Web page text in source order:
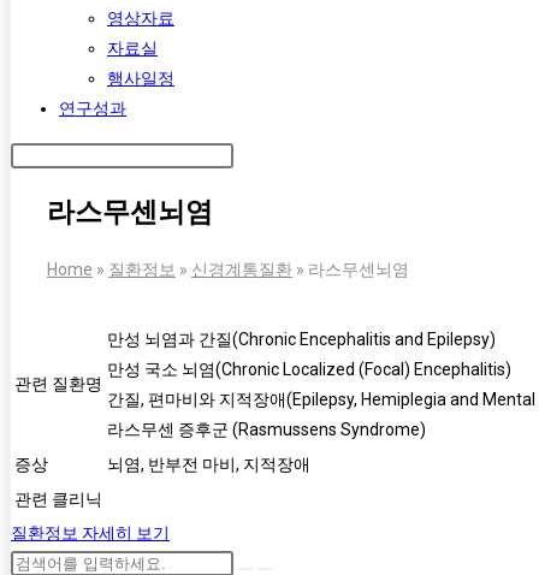
영상자료
자료실
행사일정
연구성과
라스무센뇌염
Home » 질환정보 » 신경계통질환 » 라스무센뇌염
관련 질환명
만성 뇌염과 간질(Chronic Encephalitis and Epilepsy)
만성 국소 뇌염(Chronic Localized (Focal) Encephalitis)
간질, 편마비와 지적장애(Epilepsy, Hemiplegia and
라스무센 증후군 (Rasmussens Syndrome)
증상
뇌염, 반부전 마비, 지적장애
관련 클리닉
질환정보 자세히 보기